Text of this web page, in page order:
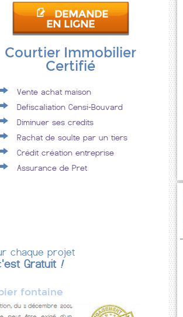
DEMANDE
EN LIGNE
Courtier Immobilier
Certifié
Vente achat maison
Defiscaliation Censi-Bouvard
Diminuer ses credits
Rachat de soulte par un tiers
Crédit création entreprise
Assurance de Pret
chaque projet
Gratuit !
fontaine